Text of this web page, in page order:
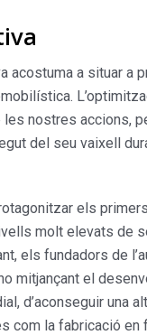
acostuma a situar
les nostres accions,
del seu vaixell
els
molt elevats de
els fundadors de
mitjançant el
d’aconseguir una
la fabricació en